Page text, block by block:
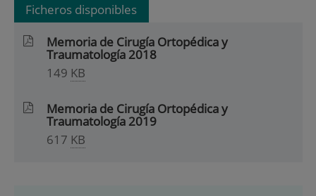
Ficheros disponibles
Memoria de Cirugía Ortopédica y
Traumatología 2018
149 KB
Memoria de Cirugía Ortopédica y
Traumatología 2019
617 KB